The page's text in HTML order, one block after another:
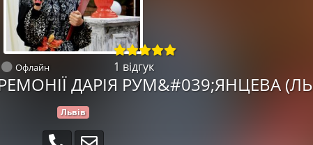
Офлайн 1 відгук
ДАРІЯ РУМ&#039;ЯНЦЕВА (ЛЬ
Львів